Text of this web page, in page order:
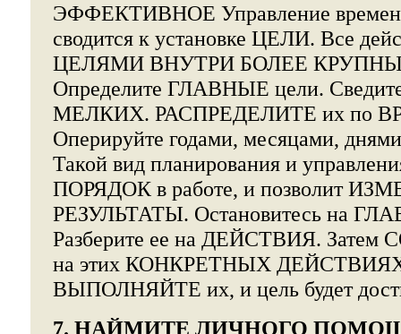
ЭФФЕКТИВНОЕ Управление
сводится к установке ЦЕЛИ. Все
ЦЕЛЯМИ ВНУТРИ БОЛЕЕ
Определите ГЛАВНЫЕ цели.
МЕЛКИХ. РАСПРЕДЕЛИТЕ их по
Оперируйте годами, месяцами,
Такой вид планирования и
ПОРЯДОК в работе, и позволит
РЕЗУЛЬТАТЫ. Остановитесь на
Разберите ее на ДЕЙСТВИЯ.
на этих КОНКРЕТНЫХ
ВЫПОЛНЯЙТЕ их, и цель будет
7. НАЙМИТЕ ЛИЧНОГО